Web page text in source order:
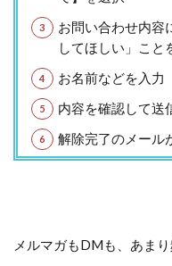
お問い合わせ内容
してほしい」こと
お名前などを入力
内容を確認して送
解除完了のメール
メルマガもDMも、あま